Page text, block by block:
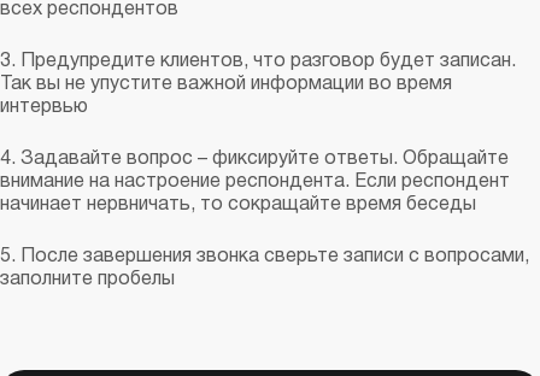
всех респондентов
3. Предупредите клиентов, что разговор будет записан.
Так вы не упустите важной информации во время
интервью
4. Задавайте вопрос – фиксируйте ответы. Обращайте
внимание на настроение респондента. Если респондент
начинает нервничать, то сокращайте время беседы
5. После завершения звонка сверьте записи с вопросами,
заполните пробелы